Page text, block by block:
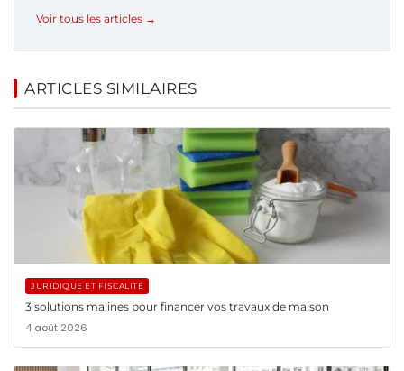
Voir tous les articles →
ARTICLES SIMILAIRES
JURIDIQUE ET FISCALITÉ
3 solutions malines pour financer vos travaux de maison
4 août 2026